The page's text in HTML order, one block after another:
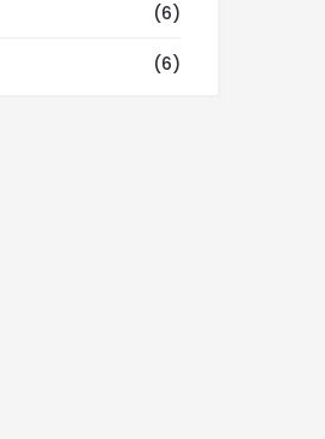
(6)
(6)